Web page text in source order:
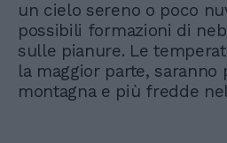
un cielo sereno o poco
possibili formazioni di
sulle pianure. Le
la maggior parte, saranno
montagna e più fredde